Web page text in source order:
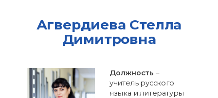
Агвердиева Стелла
Димитровна
Должность –
учитель русского
языка и литературы